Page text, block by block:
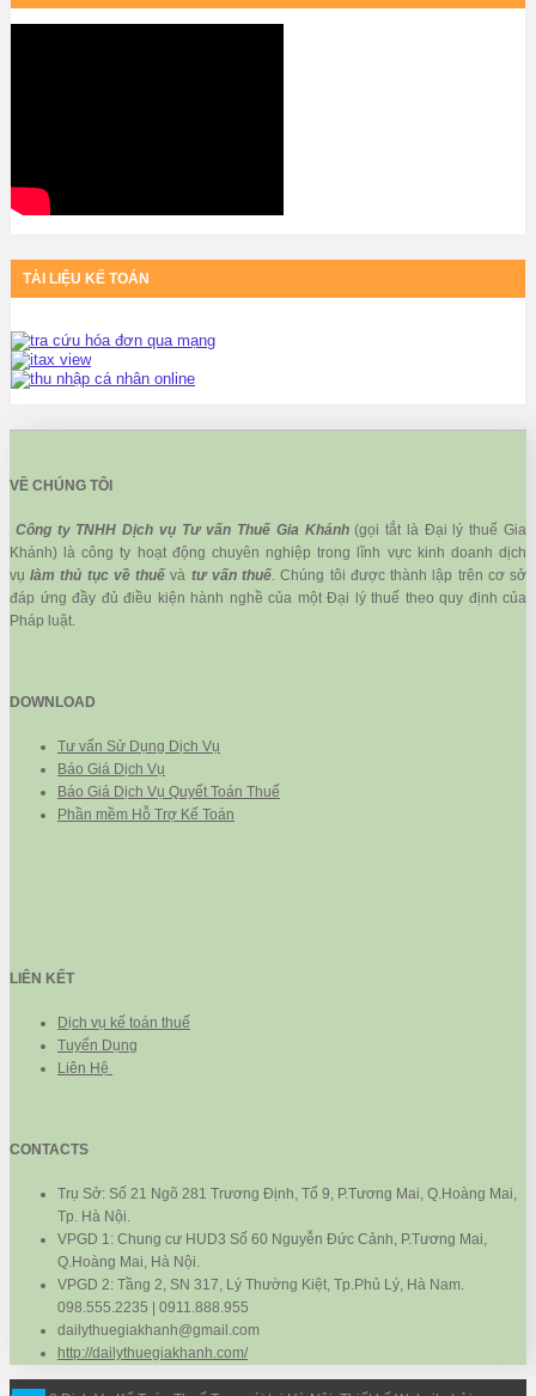
TÀI LIỆU KẾ TOÁN
VỀ CHÚNG TÔI
Công ty TNHH Dịch vụ Tư vấn Thuế Gia Khánh(gọi tắt là Đại lý thuế Gia
Khánh) là công ty hoạt động chuyên nghiệp trong lĩnh vực kinh doanh dịch
vụlàm thủ tục về thuế và tư vấn thuế. Chúng tôi được thành lập trên cơ sở
đáp ứng đầy đủ điều kiện hành nghề của một Đại lý thuế theo quy định của
Pháp luật.
DOWNLOAD
Tư vấn Sử Dụng Dịch Vụ
Báo Giá Dịch Vụ
Báo Giá Dịch Vụ Quyết Toán Thuế
Phần mềm Hỗ Trợ Kế Toán
LIÊN KẾT
Dịch vụ kế toán thuế
Tuyển Dụng
Liên Hệ
CONTACTS
Trụ Sở: Số 21 Ngõ 281 Trương Định, Tổ 9, P.Tương Mai, Q.Hoàng Mai,
Tp. Hà Nội.
VPGD 1: Chung cư HUD3 Số 60 Nguyễn Đức Cảnh, P.Tương Mai,
Q.Hoàng Mai, Hà Nội.
VPGD 2: Tầng 2, SN 317, Lý Thường Kiệt, Tp.Phủ Lý, Hà Nam.
098.555.2235 | 0911.888.955
dailythuegiakhanh@gmail.com
http://dailythuegiakhanh.com/